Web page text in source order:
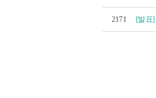
2171 [발표]